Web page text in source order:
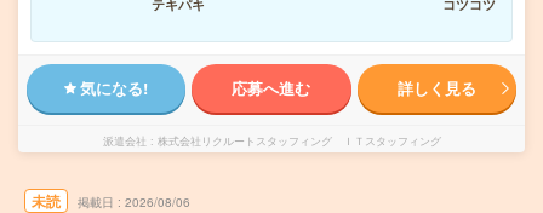
テキパキ
コツコツ
気になる! 応募へ進む 詳しく見る
派遣会社 株式会社リクルートスタッフィング ＩＴスタッフィング
未読 掲載日 2026/08/06